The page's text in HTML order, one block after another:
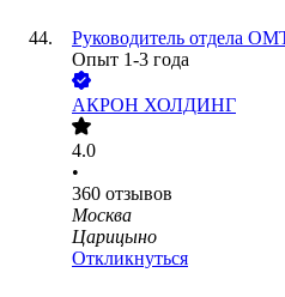
Руководитель отдела
Опыт 1-3 года
АКРОН ХОЛДИНГ
4.0
•
360 отзывов
Москва
Царицыно
Откликнуться